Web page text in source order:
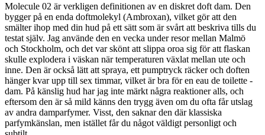
Molecule 02 är verkligen definitionen av en diskret doft dam. Den
bygger på en enda doftmolekyl (Ambroxan), vilket gör att den
smälter ihop med din hud på ett sätt som är svårt att beskriva tills du
testat själv. Jag använde den en vecka under resor mellan Malmö
och Stockholm, och det var skönt att slippa oroa sig för att flaskan
skulle explodera i väskan när temperaturen växlat mellan ute och
inne. Den är också lätt att spraya, ett pumptryck räcker och doften
hänger kvar upp till sex timmar, vilket är bra för en eau de toilette -
dam. På känslig hud har jag inte märkt några reaktioner alls, och
eftersom den är så mild känns den trygg även om du ofta får utslag
av andra damparfymer. Visst, den saknar den där klassiska
parfymkänslan, men istället får du något väldigt personligt och